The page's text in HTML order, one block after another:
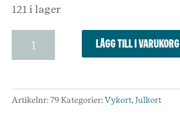
121 i lager
ängel
med
Vykort
mängd
Lägg till i varukorg
Artikelnr:79Kategorier:Vykort, Julkort